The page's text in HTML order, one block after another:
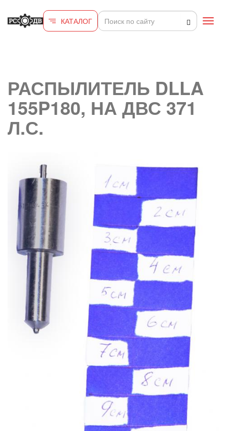
КАТАЛОГ
РАСПЫЛИТЕЛЬ DLLA
155P180, НА ДВС 371
Л.С.